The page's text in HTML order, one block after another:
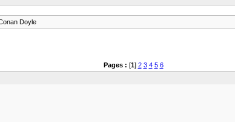
Doyle
Pages : [1] 2 3 4 5 6